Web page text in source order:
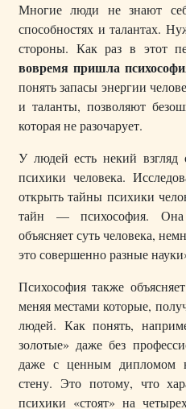
Многие люди не знают
способностях и талантах.
стороны. Как раз в этот
вовремя пришла
понять запасы энергии
и таланты, позволяют
которая не разочарует.
У людей есть некий взгляд
психики человека.
открыть тайны психики
тайн — психософия. Она
объясняет суть человека,
это совершенно разные
Психософия также
меняя местами которые,
людей. Как понять,
золотые» даже без
даже с ценным дипломом
стену. Это потому, что
психики «стоят» на